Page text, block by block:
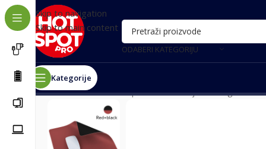
Skip to navigation
Skip to main content
ODABERI KATEGORIJU
Kategorije
Почетна/Računari i oprema/Periferije/Podloge/